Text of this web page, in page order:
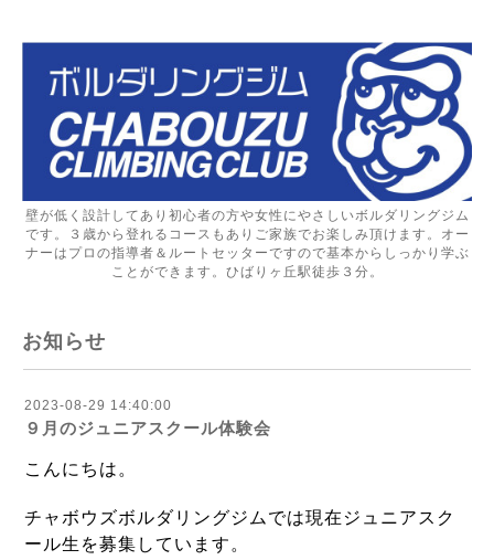
壁が低く設計してあり初心者の方や女性にやさしいボルダリングジム
です。３歳から登れるコースもありご家族でお楽しみ頂けます。オー
ナーはプロの指導者＆ルートセッターですので基本からしっかり学ぶ
ことができます。ひばりヶ丘駅徒歩３分。
お知らせ
2023-08-29 14:40:00
９月のジュニアスクール体験会
こんにちは。
チャボウズボルダリングジムでは現在ジュニアスク
ール生を募集しています。